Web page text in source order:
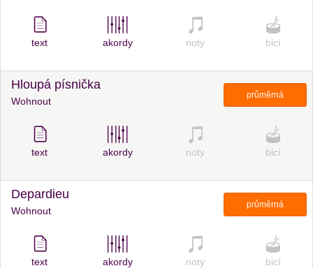
text akordy noty bicí
Hloupá písnička
Wohnout
průměrná
text akordy noty bicí
Depardieu
Wohnout
průměrná
text akordy noty bicí